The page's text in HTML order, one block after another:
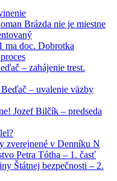
Brázda nie je miestne
ma doc. Dobrotka
– zahájenie trest.
– uvalenie väzby
Jozef Bilčík – predseda
zverejnené v Denníku N
Petra Tótha – 1. časť
Štátnej bezpečnosti – 2.